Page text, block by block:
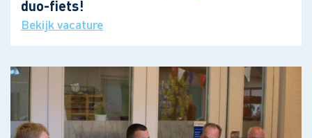
duo-fiets!
Bekijk vacature